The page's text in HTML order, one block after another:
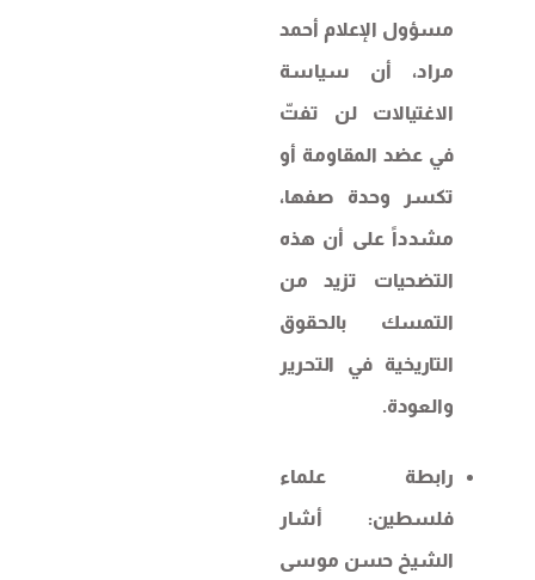
مسؤول الإعلام أحمد
مراد، أن سياسة
الاغتيالات لن تفتّ
في عضد المقاومة أو
تكسر وحدة صفها،
مشدداً على أن هذه
التضحيات تزيد من
التمسك بالحقوق
التاريخية في التحرير
والعودة.
رابطة علماء
فلسطين: أشار
الشيخ حسن موسى